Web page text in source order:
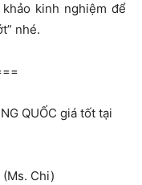
kinh nghiệm để
nhé.
QUỐC giá tốt tại
Chi)